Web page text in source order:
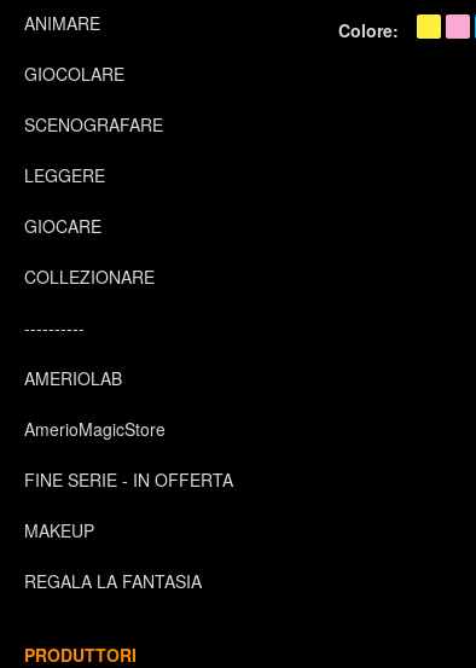
ANIMARE
GIOCOLARE
SCENOGRAFARE
LEGGERE
GIOCARE
COLLEZIONARE
----------
AMERIOLAB
AmerioMagicStore
FINE SERIE - IN OFFERTA
MAKEUP
REGALA LA FANTASIA
PRODUTTORI
Colore: